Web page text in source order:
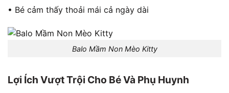
• Bé cảm thấy thoải mái cả ngày dài
Balo Mầm Non Mèo Kitty
Lợi Ích Vượt Trội Cho Bé Và Phụ Huynh